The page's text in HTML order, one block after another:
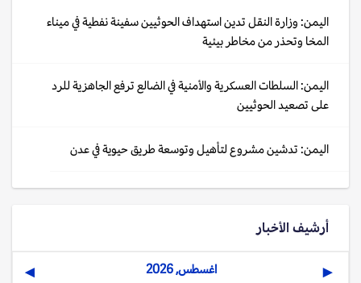
اليمن: وزارة النقل تدين استهداف الحوثيين سفينة نفطية في ميناء
المخا وتحذر من مخاطر بيئية
اليمن: السلطات العسكرية والأمنية في الضالع ترفع الجاهزية للرد
على تصعيد الحوثيين
اليمن: تدشين مشروع لتأهيل وتوسعة طريق حيوية في عدن
أرشيف الأخبار
◀ اغسطس, 2026 ▶